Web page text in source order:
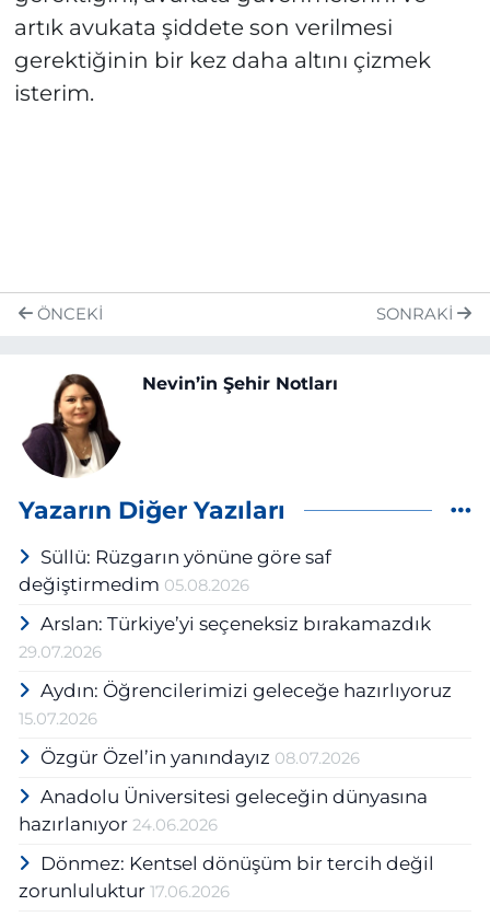
artık avukata şiddete son verilmesi
gerektiğinin bir kez daha altını çizmek
isterim.
ÖNCEKI SONRAKI
Nevin’in Şehir Notları
Yazarın Diğer Yazıları
Süllü: Rüzgarın yönüne göre saf
değiştirmedim 05.08.2026
Arslan: Türkiye’yi seçeneksiz bırakamazdık
29.07.2026
Aydın: Öğrencilerimizi geleceğe hazırlıyoruz
15.07.2026
Özgür Özel’in yanındayız 08.07.2026
Anadolu Üniversitesi geleceğin dünyasına
hazırlanıyor 24.06.2026
Dönmez: Kentsel dönüşüm bir tercih değil
zorunluluktur 17.06.2026